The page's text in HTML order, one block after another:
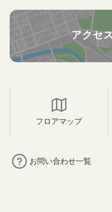
アクセ
フロアマップ
お問い合わせ一覧